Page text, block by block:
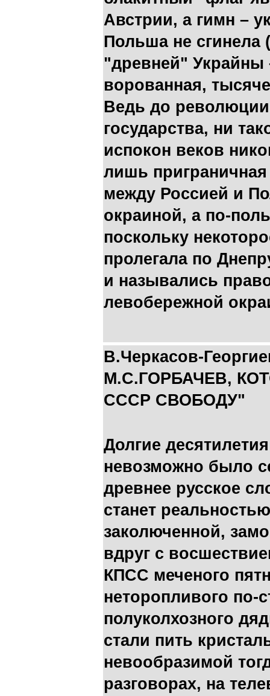
Австрии, а гимн –
Польша не сгинела
"древней" Украйны
ворованная,
Ведь до революции
государства, ни
испокон веков
лишь
между Россией и
окраиной, а по-
поскольку
пролегала по
и назывались
левобережной
В.Черкасов-
М.С.ГОРБАЧЕВ,
СССР СВОБОДУ"
Долгие
невозможно было
древнее русское
станет
заколюченной,
вдруг с
КПСС меченого
неторопливого по-
полуколхозного
стали пить
невообразимой
разговорах, на